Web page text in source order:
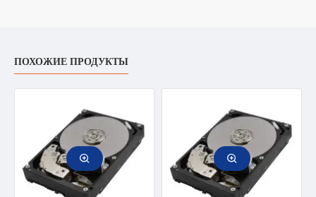
ПОХОЖИЕ ПРОДУКТЫ